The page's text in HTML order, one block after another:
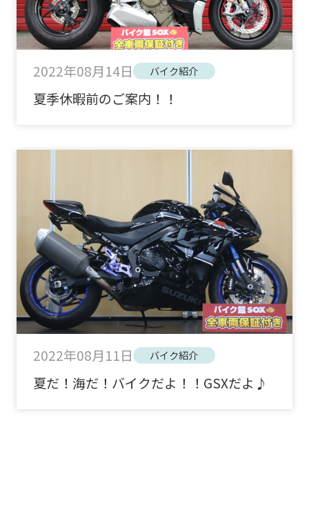
2022年08月14日 バイク紹介
夏季休暇前のご案内！！
2022年08月11日 バイク紹介
夏だ！海だ！バイクだよ！！GSXだよ♪